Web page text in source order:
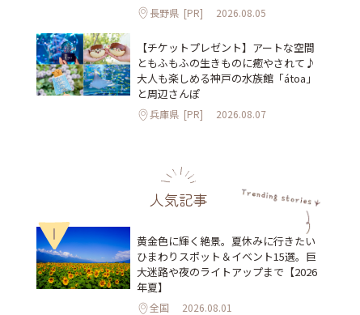
長野県 [PR] 2026.08.05
【チケットプレゼント】アートな空間
ともふもふの生きものに癒やされて♪
大人も楽しめる神戸の水族館「átoa」
と周辺さんぽ
兵庫県 [PR] 2026.08.07
人気記事
1
黄金色に輝く絶景。夏休みに行きたい
ひまわりスポット＆イベント15選。巨
大迷路や夜のライトアップまで【2026
年夏】
全国 2026.08.01